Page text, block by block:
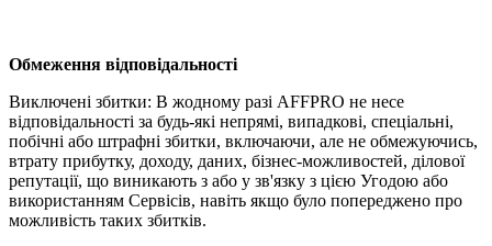
Обмеження відповідальності
Виключені збитки: В жодному разі AFFPRO не несе
відповідальності за будь-які непрямі, випадкові, спеціальні,
побічні або штрафні збитки, включаючи, але не обмежуючись,
втрату прибутку, доходу, даних, бізнес-можливостей, ділової
репутації, що виникають з або у зв'язку з цією Угодою або
використанням Сервісів, навіть якщо було попереджено про
можливість таких збитків.